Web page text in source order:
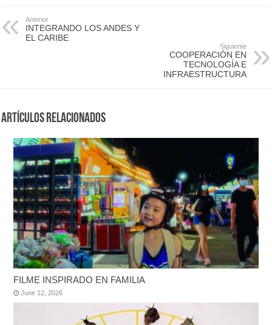
Anterior
INTEGRANDO LOS ANDES Y
EL CARIBE
Siguiente
COOPERACIÓN EN
TECNOLOGÍA E
INFRAESTRUCTURA
Artículos Relacionados
FILME INSPIRADO EN FAMILIA
June 12, 2026